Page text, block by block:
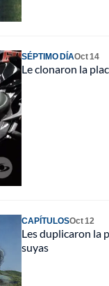
SÉPTIMO DÍAOct 14
Le clonaron la
CAPÍTULOSOct 12
Les duplicaron la
suyas